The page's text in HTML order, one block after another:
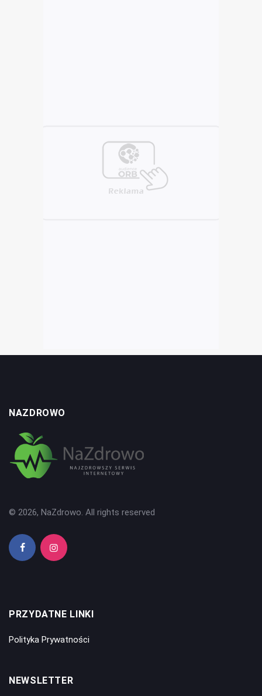
NAZDROWO
© 2026, NaZdrowo. All rights reserved
PRZYDATNE LINKI
Polityka Prywatności
NEWSLETTER